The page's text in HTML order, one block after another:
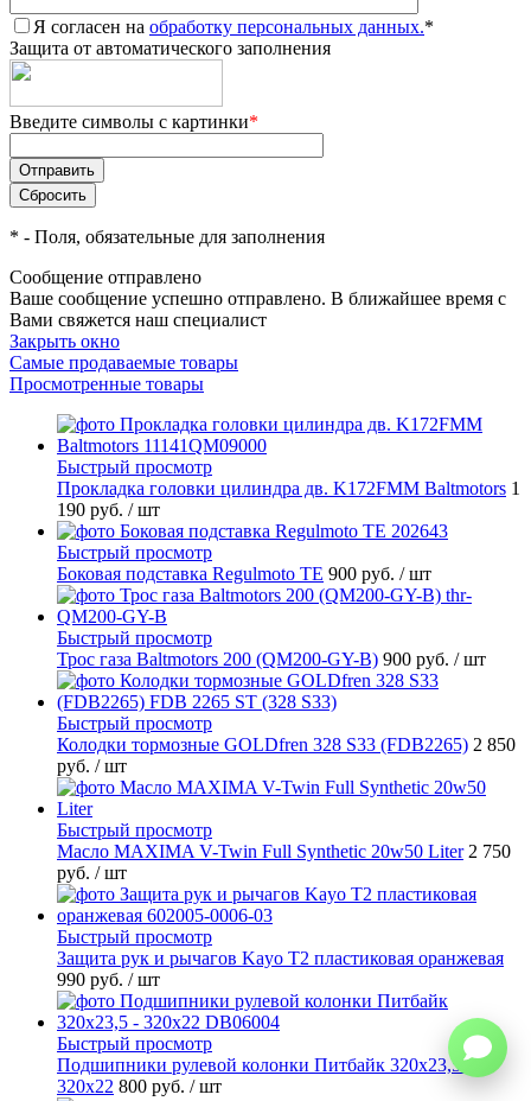
Я согласен на обработку персональных данных.*
Защита от автоматического заполнения
Введите символы с картинки*
* - Поля, обязательные для заполнения
Сообщение отправлено
Ваше сообщение успешно отправлено. В ближайшее время с
Вами свяжется наш специалист
Закрыть окно
Самые продаваемые товары
Просмотренные товары
Быстрый просмотр
Прокладка головки цилиндра дв. K172FMM Baltmotors 1
190 руб. / шт
Быстрый просмотр
Боковая подставка Regulmoto TE 900 руб. / шт
Быстрый просмотр
Трос газа Baltmotors 200 (QM200-GY-B) 900 руб. / шт
Быстрый просмотр
Колодки тормозные GOLDfren 328 S33 (FDB2265) 2 850
руб. / шт
Быстрый просмотр
Масло MAXIMA V-Twin Full Synthetic 20w50 Liter 2 750
руб. / шт
Быстрый просмотр
Защита рук и рычагов Kayo T2 пластиковая оранжевая
990 руб. / шт
Быстрый просмотр
Подшипники рулевой колонки Питбайк 320x23,5 -
320x22 800 руб. / шт